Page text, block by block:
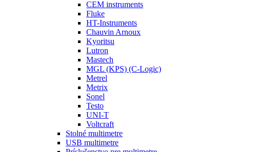
CEM instruments
Fluke
HT-Instruments
Chauvin Arnoux
Kyoritsu
Lutron
Mastech
MGL (KPS) (C-Logic)
Metrel
Metrix
Sonel
Testo
UNI-T
Voltcraft
Stolné multimetre
USB multimetre